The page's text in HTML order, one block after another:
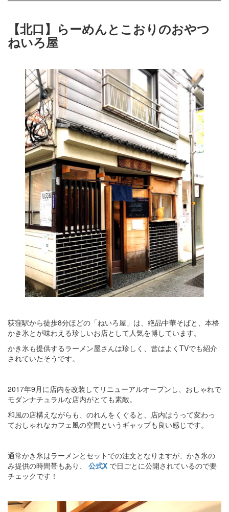
【北口】らーめんとこおりのおやつ
ねいろ屋
荻窪駅から徒歩8分ほどの「ねいろ屋」は、絶品中華そばと、本格
かき氷とが味わえる珍しいお店として人気を博しています。
かき氷も提供するラーメン屋さんは珍しく、昔はよくTVでも紹介
されていたそうです。
2017年9月に店内を改装してリニューアルオープンし、おしゃれで
モダンナチュラルな店内がとても素敵。
和風の店構えながらも、のれんをくぐると、店内はうって変わっ
ておしゃれなカフェ風の空間というギャップも良い感じです。
通常かき氷はラーメンとセットでの注文となりますが、かき氷の
み提供の時間帯もあり、 公式X で日ごとに公開されているので要
チェックです！